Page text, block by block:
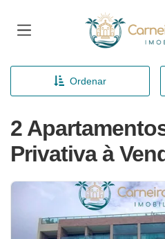
Página inicial
Ordenar
2
Privativa à